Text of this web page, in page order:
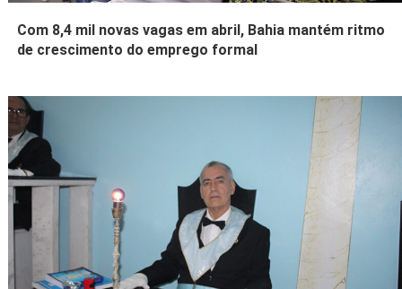
Com 8,4 mil novas vagas em abril, Bahia mantém ritmo
de crescimento do emprego formal